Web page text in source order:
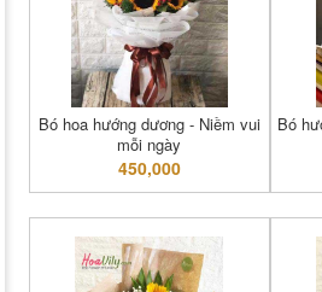
Bó hoa hướng dương - Niềm vui
mỗi ngày
450,000
Bó